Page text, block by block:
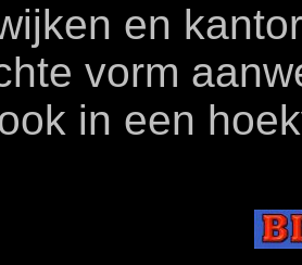
en
vorm
in een